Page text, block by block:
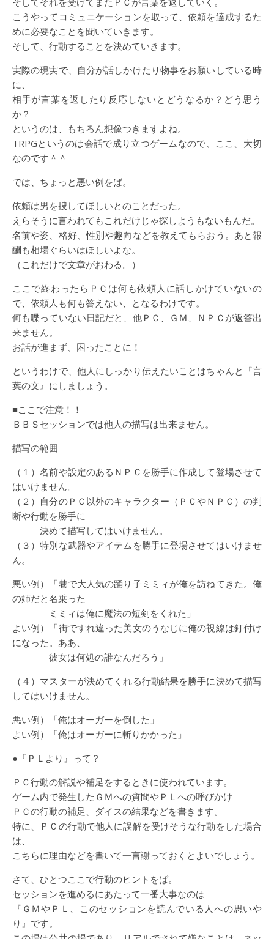
こうやってコミュニケーションを取って、依頼を達成するた
めに必要なことを聞いていきます。
そして、行動することを決めていきます。
実際の現実で、自分が話しかけたり物事をお願いしている時
に、
相手が言葉を返したり反応しないとどうなるか？どう思う
か？
というのは、もちろん想像つきますよね。
TRPGというのは会話で成り立つゲームなので、ここ、大切
なのです＾＾
では、ちょっと悪い例をば。
依頼は男を捜してほしいとのことだった。
えらそうに言われてもこれだけじゃ探しようもないもんだ。
名前や姿、格好、性別や趣向などを教えてもらおう。あと報
酬も相場ぐらいはほしいよな。
（これだけで文章がおわる。）
ここで終わったらＰＣは何も依頼人に話しかけていないの
で、依頼人も何も答えない、となるわけです。
何も喋っていない日記だと、他ＰＣ、ＧＭ、ＮＰＣが返答出
来ません。
お話が進まず、困ったことに！
というわけで、他人にしっかり伝えたいことはちゃんと『言
葉の文』にしましょう。
■ここで注意！！
ＢＢＳセッションでは他人の描写は出来ません。
描写の範囲
（１）名前や設定のあるＮＰＣを勝手に作成して登場させて
はいけません。
（２）自分のＰＣ以外のキャラクター（ＰＣやＮＰＣ）の判
断や行動を勝手に
決めて描写してはいけません。
（３）特別な武器やアイテムを勝手に登場させてはいけませ
ん。
悪い例）「巷で大人気の踊り子ミミィが俺を訪ねてきた。俺
の姉だと名乗った
ミミィは俺に魔法の短剣をくれた」
よい例）「街ですれ違った美女のうなじに俺の視線は釘付け
になった。ああ、
彼女は何処の誰なんだろう」
（４）マスターが決めてくれる行動結果を勝手に決めて描写
してはいけません。
悪い例）「俺はオーガーを倒した」
よい例）「俺はオーガーに斬りかかった」
●『ＰＬより』って？
ＰＣ行動の解説や補足をするときに使われています。
ゲーム内で発生したＧＭへの質問やＰＬへの呼びかけ
ＰＣの行動の補足、ダイスの結果などを書きます。
特に、ＰＣの行動で他人に誤解を受けそうな行動をした場合
は、
こちらに理由などを書いて一言謝っておくとよいでしょう。
さて、ひとつここで行動のヒントをば。
セッションを進めるにあたって一番大事なのは
『ＧＭやＰＬ、このセッションを読んでいる人への思いや
り』です。